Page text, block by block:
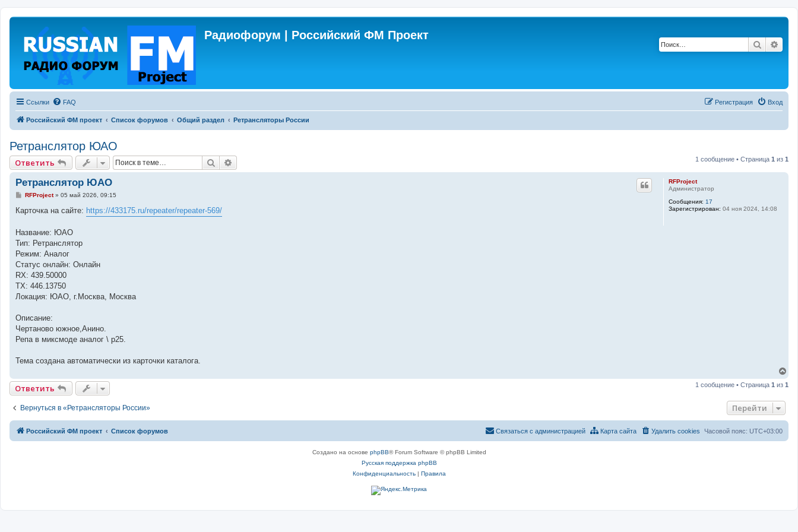
Радиофорум | Российский ФМ Проект
Поиск
Ссылки FAQ Вход
Регистрация
Российский ФМ проект Список форумов Общий раздел Ретрансляторы России
Ретранслятор ЮАО
Ответить Поиск 1 сообщение • Страница 1 из 1
RFProject
Администратор
Сообщения: 17
Зарегистрирован: 04 ноя 2024, 14:08
Ретранслятор ЮАО
С
о
б
е
н
и
е
RFProject» 05 май 2026, 09:15
Карточка на сайте: https://433175.ru/repeater/repeater-569/
Название: ЮАО
Тип: Ретранслятор
Режим: Аналог
Статус онлайн: Онлайн
RX: 439.50000
TX: 446.13750
Локация: ЮАО, г.Москва, Москва
Описание:
Чертаново южное,Анино.
Репа в миксмоде аналог \ р25.
Тема создана автоматически из карточки каталога.
р
я
Ответить 1 сообщение • Страница 1 из 1
Вернуться в «Ретрансляторы России» Перейти
Российский ФМ проект Список форумов Часовой пояс: UTC+03:00
Удалить cookies
Карта сайта
Связаться с администрацией
Создано на основе phpBB® Forum Software © phpBB Limited
Русская поддержка phpBB
Конфиденциальность| Правила